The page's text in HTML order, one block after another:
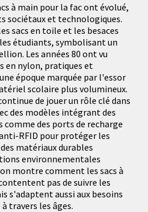
à main pour la fac ont évolué,
sociétaux et technologiques.
sacs en toile et les besaces
étudiants, symbolisant un
Les années 80 ont vu
en nylon, pratiques et
époque marquée par l'essor
scolaire plus volumineux.
de jouer un rôle clé dans
des modèles intégrant des
des ports de recharge
RFID pour protéger les
matériaux durables
environnementales
montre comment les sacs à
pas de suivre les
s'adaptent aussi aux besoins
travers les âges.